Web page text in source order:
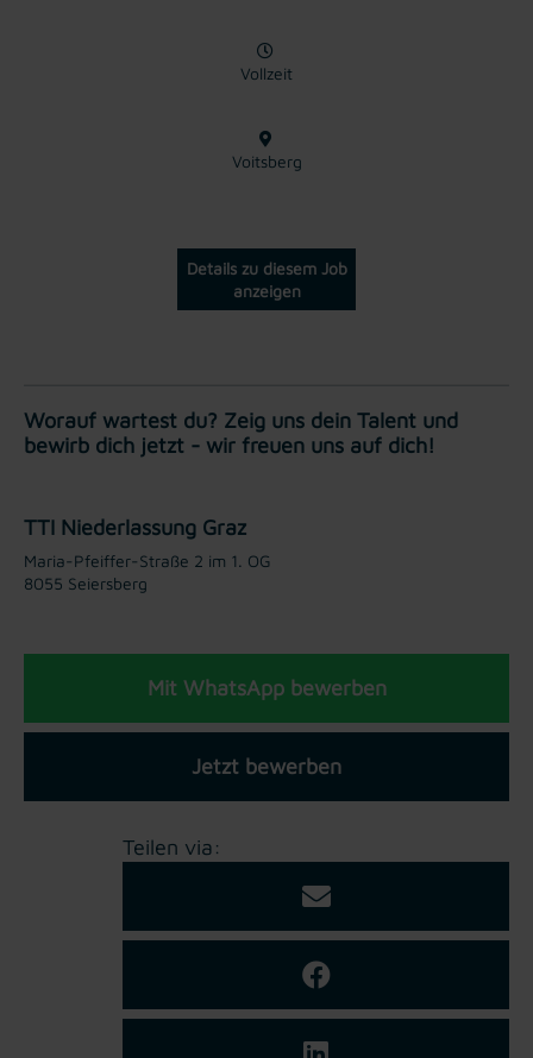
Vollzeit
Voitsberg
Details zu diesem Job
anzeigen
Worauf wartest du? Zeig uns dein Talent und
bewirb dich jetzt - wir freuen uns auf dich!
TTI Niederlassung Graz
Maria-Pfeiffer-Straße 2 im 1. OG
8055 Seiersberg
Mit WhatsApp bewerben
Jetzt bewerben
Teilen via: